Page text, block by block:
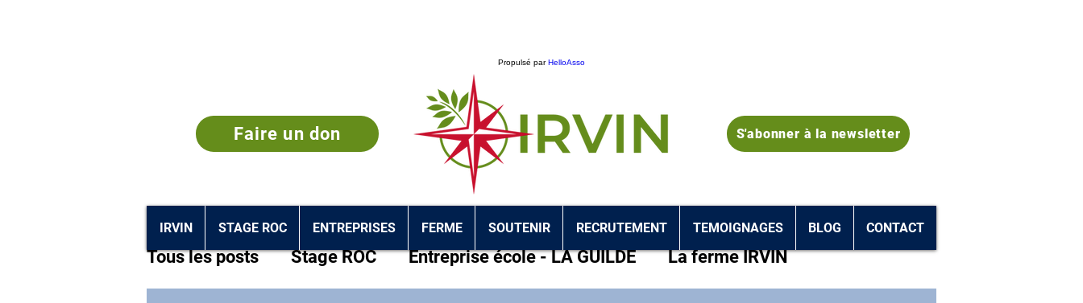
Propulsé parHelloAsso
Faire un don S'abonner à la newsletter
IRVIN STAGE ROC ENTREPRISES FERME SOUTENIR RECRUTEMENT TEMOIGNAGES BLOG CONTACT
Tous les posts Stage ROC Entreprise école - LA GUILDE La ferme IRVIN